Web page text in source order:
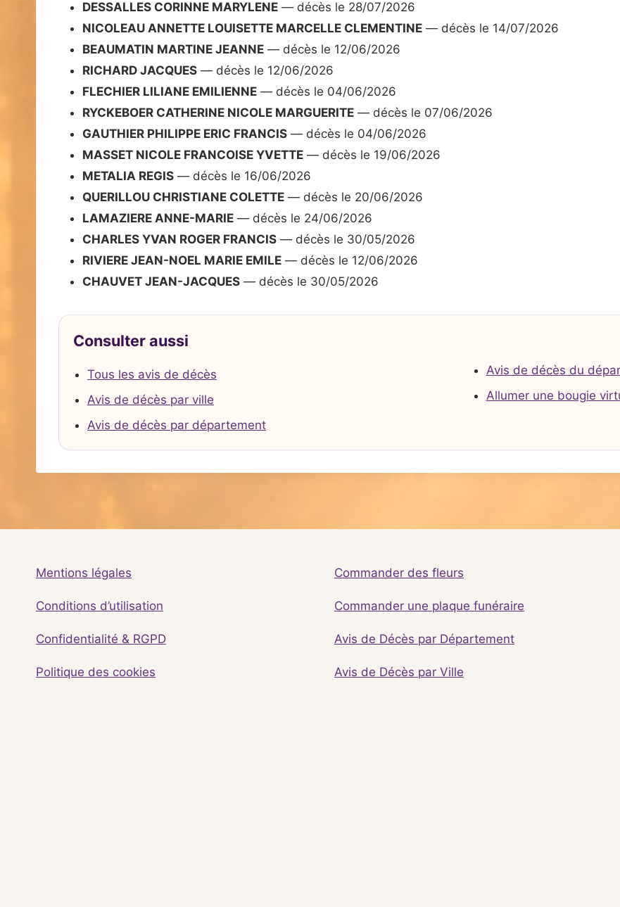
DESSALLES CORINNE MARYLENE — décès le 28/07/2026
NICOLEAU ANNETTE LOUISETTE MARCELLE CLEMENTINE — décès le 14/07/2026
BEAUMATIN MARTINE JEANNE — décès le 12/06/2026
RICHARD JACQUES — décès le 12/06/2026
FLECHIER LILIANE EMILIENNE — décès le 04/06/2026
RYCKEBOER CATHERINE NICOLE MARGUERITE — décès le 07/06/2026
GAUTHIER PHILIPPE ERIC FRANCIS — décès le 04/06/2026
MASSET NICOLE FRANCOISE YVETTE — décès le 19/06/2026
METALIA REGIS — décès le 16/06/2026
QUERILLOU CHRISTIANE COLETTE — décès le 20/06/2026
LAMAZIERE ANNE-MARIE — décès le 24/06/2026
CHARLES YVAN ROGER FRANCIS — décès le 30/05/2026
RIVIERE JEAN-NOEL MARIE EMILE — décès le 12/06/2026
CHAUVET JEAN-JACQUES — décès le 30/05/2026
Consulter aussi
Tous les avis de décès
Avis de décès par ville
Avis de décès par département
Avis de décès du
Allumer une bougie
Mentions légales
Conditions d’utilisation
Confidentialité & RGPD
Politique des cookies
Commander des fleurs
Commander une plaque funéraire
Avis de Décès par Département
Avis de Décès par Ville